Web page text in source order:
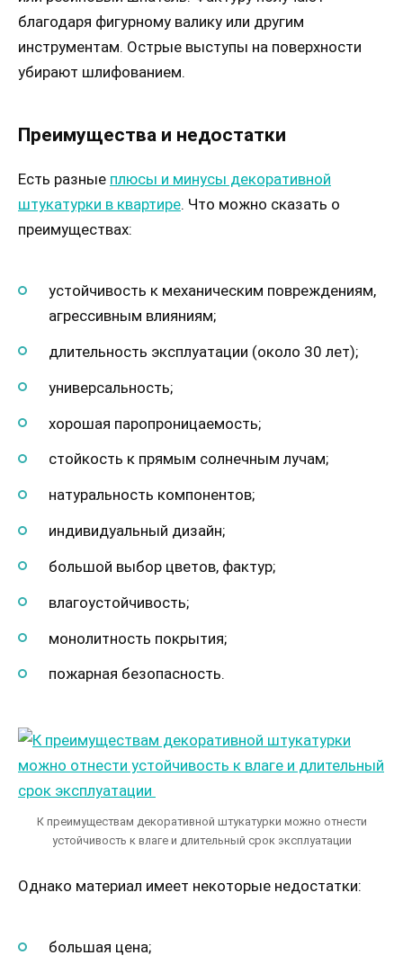
благодаря фигурному валику или другим
инструментам. Острые выступы на поверхности
убирают шлифованием.
Преимущества и недостатки
Есть разные плюсы и минусы декоративной
штукатурки в квартире. Что можно сказать о
преимуществах:
устойчивость к механическим повреждениям,
агрессивным влияниям;
длительность эксплуатации (около 30 лет);
универсальность;
хорошая паропроницаемость;
стойкость к прямым солнечным лучам;
натуральность компонентов;
индивидуальный дизайн;
большой выбор цветов, фактур;
влагоустойчивость;
монолитность покрытия;
пожарная безопасность.
К преимуществам декоративной штукатурки можно отнести
устойчивость к влаге и длительный срок эксплуатации
Однако материал имеет некоторые недостатки:
большая цена;